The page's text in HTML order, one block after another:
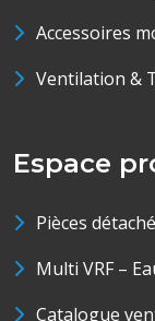
Accessoires
Ventilation &
Espace
Pièces
Multi VRF –
Catalogue